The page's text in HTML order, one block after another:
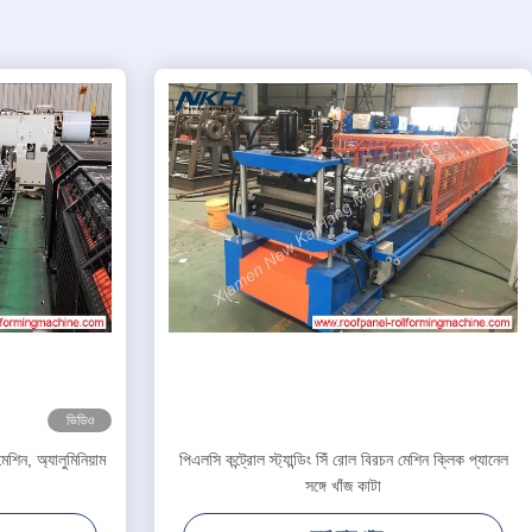
ভিডিও
অ্যালুমিনিয়াম
পিএলসি কন্ট্রোল স্ট্যান্ডিং সিঁ রোল বিরচন মেশিন ক্লিক প্যানেল
সঙ্গে খাঁজ কাটা